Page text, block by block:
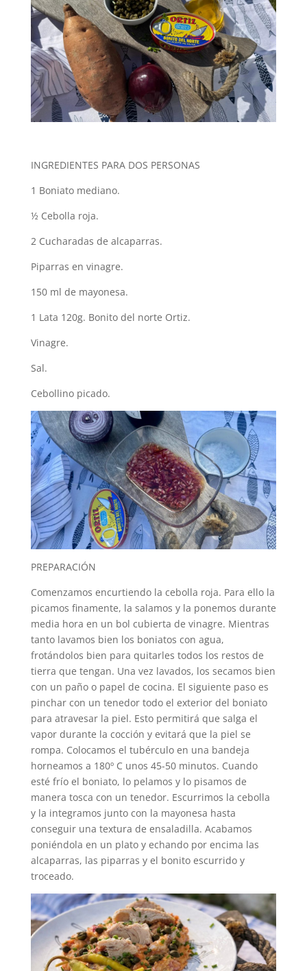
INGREDIENTES PARA DOS PERSONAS
1 Boniato mediano.
½ Cebolla roja.
2 Cucharadas de alcaparras.
Piparras en vinagre.
150 ml de mayonesa.
1 Lata 120g. Bonito del norte Ortiz.
Vinagre.
Sal.
Cebollino picado.
PREPARACIÓN
Comenzamos encurtiendo la cebolla roja. Para ello la
picamos finamente, la salamos y la ponemos durante
media hora en un bol cubierta de vinagre. Mientras
tanto lavamos bien los boniatos con agua,
frotándolos bien para quitarles todos los restos de
tierra que tengan. Una vez lavados, los secamos bien
con un paño o papel de cocina. El siguiente paso es
pinchar con un tenedor todo el exterior del boniato
para atravesar la piel. Esto permitirá que salga el
vapor durante la cocción y evitará que la piel se
rompa. Colocamos el tubérculo en una bandeja
horneamos a 180º C unos 45-50 minutos. Cuando
esté frío el boniato, lo pelamos y lo pisamos de
manera tosca con un tenedor. Escurrimos la cebolla
y la integramos junto con la mayonesa hasta
conseguir una textura de ensaladilla. Acabamos
poniéndola en un plato y echando por encima las
alcaparras, las piparras y el bonito escurrido y
troceado.